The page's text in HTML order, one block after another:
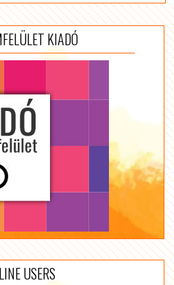
KIADÓ
USERS